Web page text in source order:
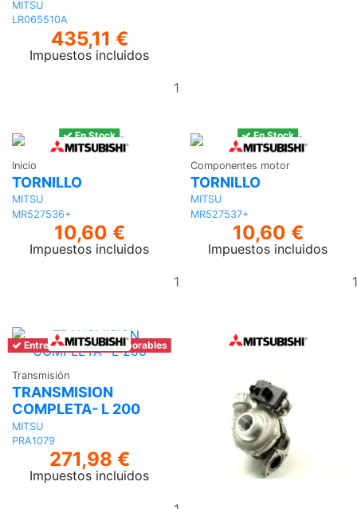
MITSU
LR065510A
435,11 €
Impuestos incluidos
En Stock
Inicio
TORNILLO
MITSU
MR527536+
10,60 €
Impuestos incluidos
En Stock
Componentes motor
TORNILLO
MITSU
MR527537+
10,60 €
Impuestos incluidos
Entrega en 6-7 días laborables
Transmisión
TRANSMISION
COMPLETA- L 200
MITSU
PRA1079
271,98 €
Impuestos incluidos